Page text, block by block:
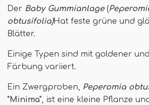
Der Baby Gummianlage(
obtusifolia)Hat feste grüne und
Blätter.
Einige Typen sind mit goldener
Färbung variiert.
Ein Zwergproben, Peperomia
"Minima", ist eine kleine Pflanze